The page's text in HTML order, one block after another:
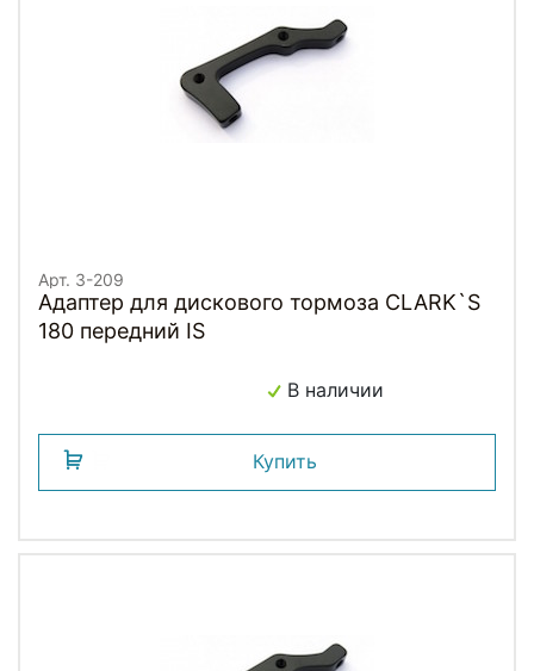
Арт. 3-209
Адаптер для дискового тормоза CLARK`S
180 передний IS
В наличии
Купить